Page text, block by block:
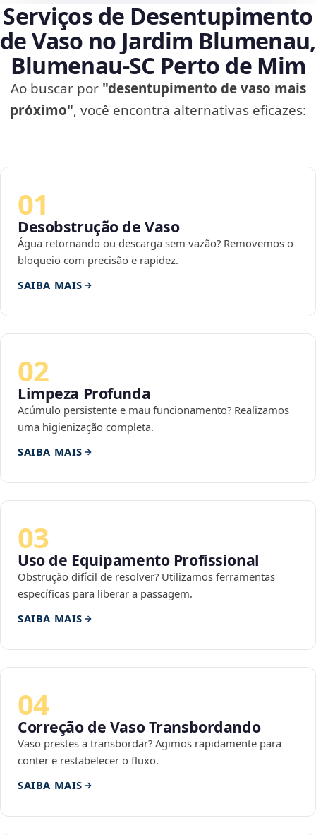
Serviços de Desentupimento
de Vaso no Jardim Blumenau,
Blumenau‑SC Perto de Mim
Ao buscar por "desentupimento de vaso mais
próximo", você encontra alternativas eficazes:
01
Desobstrução de Vaso
Água retornando ou descarga sem vazão? Removemos o
bloqueio com precisão e rapidez.
SAIBA MAIS
02
Limpeza Profunda
Acúmulo persistente e mau funcionamento? Realizamos
uma higienização completa.
SAIBA MAIS
03
Uso de Equipamento Profissional
Obstrução difícil de resolver? Utilizamos ferramentas
específicas para liberar a passagem.
SAIBA MAIS
04
Correção de Vaso Transbordando
Vaso prestes a transbordar? Agimos rapidamente para
conter e restabelecer o fluxo.
SAIBA MAIS